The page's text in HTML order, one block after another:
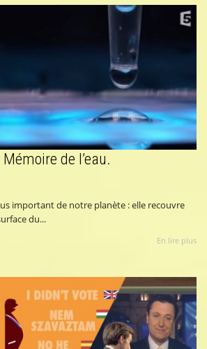
de l’eau.
important de notre planète : elle recouvre
du...
En lire plus